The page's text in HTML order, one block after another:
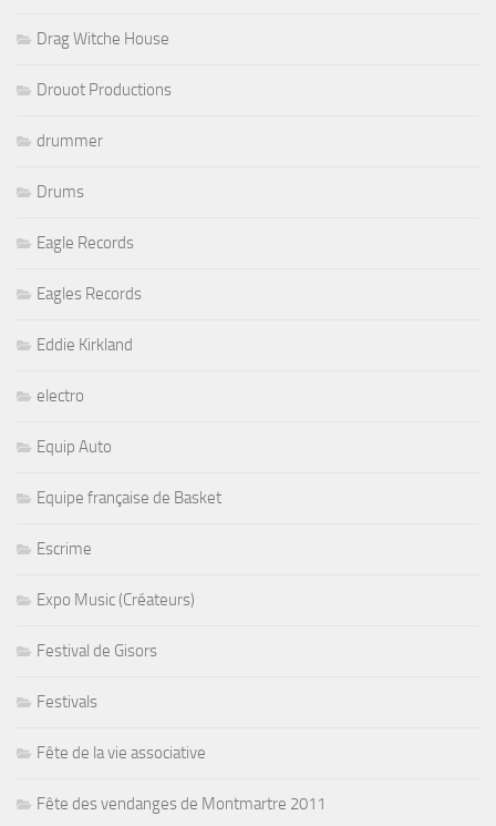
Drag Witche House
Drouot Productions
drummer
Drums
Eagle Records
Eagles Records
Eddie Kirkland
electro
Equip Auto
Equipe française de Basket
Escrime
Expo Music (Créateurs)
Festival de Gisors
Festivals
Fête de la vie associative
Fête des vendanges de Montmartre 2011